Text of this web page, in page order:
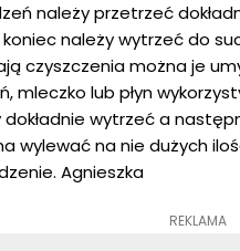
należy przetrzeć
należy wytrzeć do
czyszczenia można je
mleczko lub płyn
wytrzeć a
wylewać na nie dużych
Agnieszka
REKLAMA